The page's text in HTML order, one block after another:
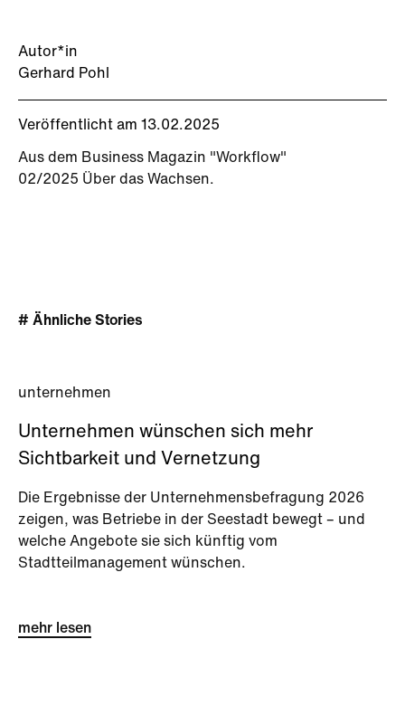
Autor*in
Gerhard Pohl
Veröffentlicht am 13.02.2025
Aus dem Business Magazin "Workflow"
02/2025 Über das Wachsen.
# Ähnliche Stories
unternehmen
Unternehmen wünschen sich mehr
Sichtbarkeit und Vernetzung
Die Ergebnisse der Unternehmensbefragung 2026
zeigen, was Betriebe in der Seestadt bewegt – und
welche Angebote sie sich künftig vom
Stadtteilmanagement wünschen.
mehr lesen